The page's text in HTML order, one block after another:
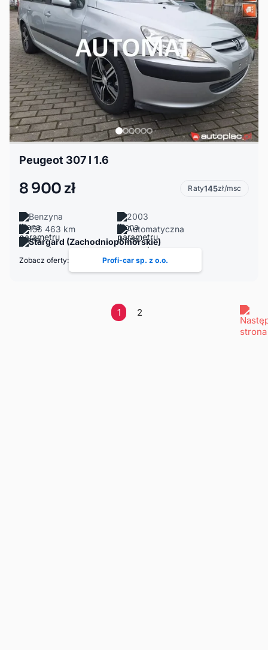
Peugeot 307 I 1.6
8 900 zł Raty145zł/msc
Benzyna
2003
156 463 km
Automatyczna
Stargard (Zachodniopomorskie)
Zobacz oferty: Profi-car sp. z o.o.
1 2